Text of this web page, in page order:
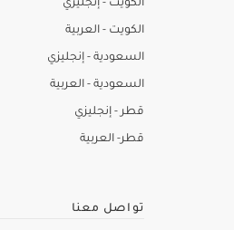
الكويت - إنجليزي
الكويت - العربية
السعودية - إنجليزي
السعودية - العربية
قطر - إنجليزي
قطر- العربية
تواصل معنا